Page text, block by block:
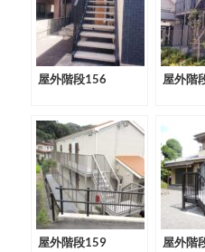
屋外階段156 屋外階
屋外階段159 屋外階